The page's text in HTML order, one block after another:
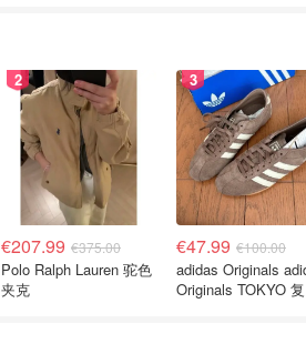
2
€207.99 €375.00
Polo Ralph Lauren 驼色
夹克
3
€47.99 €100.00
adidas Originals
Originals TOKYO